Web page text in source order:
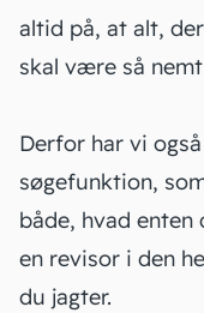
altid på, at alt,
skal være så
Derfor har vi
søgefunktion,
både, hvad enten
en revisor i den
du jagter.